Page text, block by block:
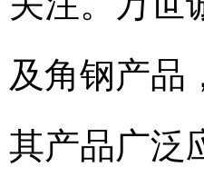
及角钢产品
其产品广泛